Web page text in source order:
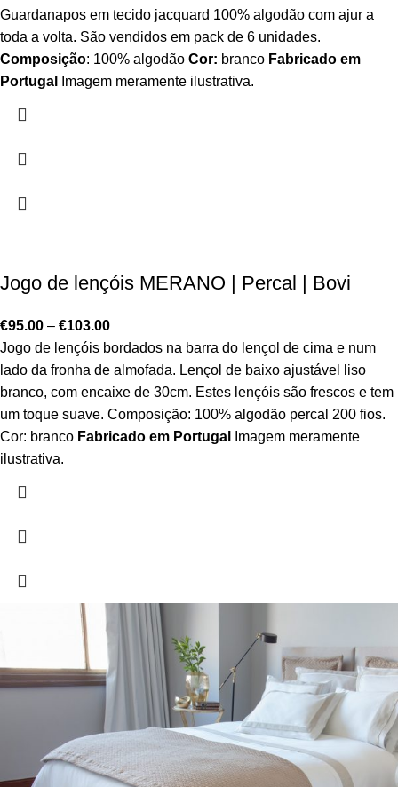
Guardanapos em tecido jacquard 100% algodão com ajur a
toda a volta. São vendidos em pack de 6 unidades.
Composição: 100% algodão Cor: branco Fabricado em
Portugal
Imagem meramente ilustrativa.
Jogo de lençóis MERANO | Percal | Bovi
€95.00 – €103.00
Jogo de lençóis bordados na barra do lençol de cima e num
lado da fronha de almofada. Lençol de baixo ajustável liso
branco, com encaixe de 30cm. Estes lençóis são frescos e tem
um toque suave. Composição: 100% algodão percal 200 fios.
Cor: branco Fabricado em Portugal
Imagem meramente
ilustrativa.